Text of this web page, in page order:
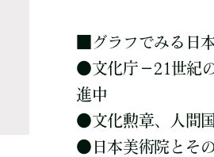
グラフでみる日
●文化庁－21世紀
進中
●文化勲章、人間
● 日本美術院とそ